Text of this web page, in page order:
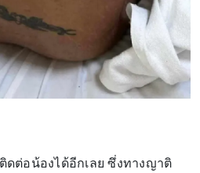
ดต่อน้องได้อีกเลย ซึ่งทางญาติ